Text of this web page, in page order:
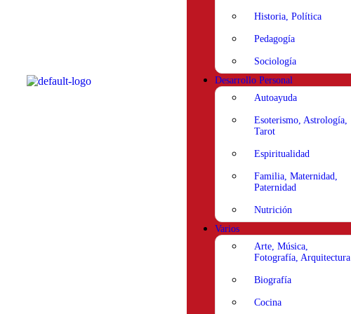
Historia, Política
Pedagogía
Sociología
Desarrollo Personal
Autoayuda
Esoterismo, Astrología,
Tarot
Espiritualidad
Familia, Maternidad,
Paternidad
Nutrición
Varios
Arte, Música,
Fotografía, Arquitectura
Biografía
Cocina